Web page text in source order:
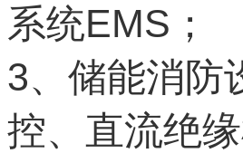
系统EMS ；
3、储能消防
控、直流绝缘